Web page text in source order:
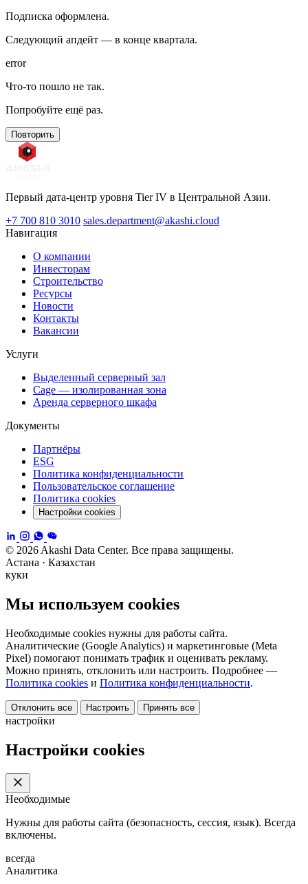
Подписка оформлена.
Следующий апдейт — в конце квартала.
error
Что-то пошло не так.
Попробуйте ещё раз.
Повторить
Первый дата-центр уровня Tier IV в Центральной Азии.
+7 700 810 3010 sales.department@akashi.cloud
Навигация
О компании
Инвесторам
Строительство
Ресурсы
Новости
Контакты
Вакансии
Услуги
Выделенный серверный зал
Cage — изолированная зона
Аренда серверного шкафа
Документы
Партнёры
ESG
Политика конфиденциальности
Пользовательское соглашение
Политика cookies
Настройки cookies
© 2026 Akashi Data Center. Все права защищены.
Астана · Казахстан
куки
Мы используем cookies
Необходимые cookies нужны для работы сайта.
Аналитические (Google Analytics) и маркетинговые (Meta
Pixel) помогают понимать трафик и оценивать рекламу.
Можно принять, отклонить или настроить. Подробнее —
Политика cookies и Политика конфиденциальности.
Отклонить все Настроить Принять все
настройки
Настройки cookies
Необходимые
Нужны для работы сайта (безопасность, сессия, язык). Всегда
включены.
всегда
Аналитика